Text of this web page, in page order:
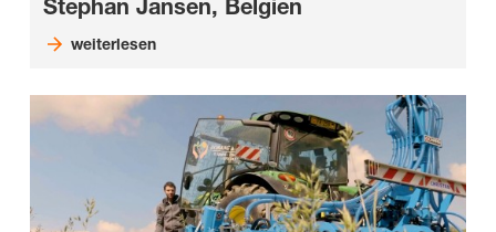
Stephan Jansen, Belgien
weiterlesen